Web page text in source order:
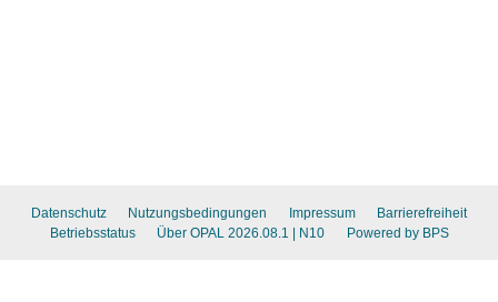
Datenschutz Nutzungsbedingungen Impressum
Barrierefreiheit
Betriebsstatus
Über OPAL 2026.08.1 | N10 Powered by BPS